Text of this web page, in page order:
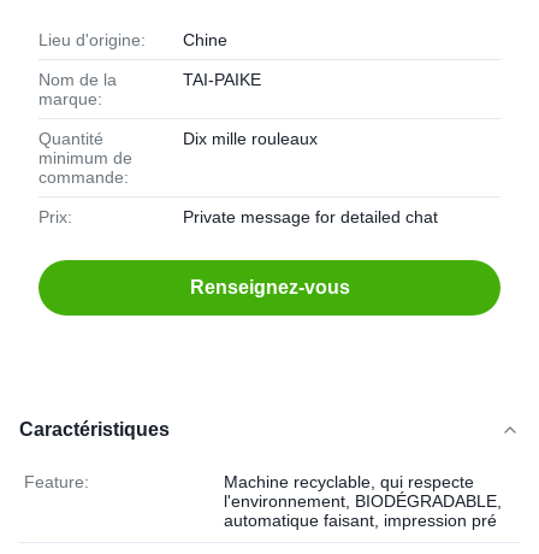
Lieu d'origine: Chine
Nom de la
marque:
TAI-PAIKE
Quantité
minimum de
commande:
Dix mille rouleaux
Prix: Private message for detailed chat
Renseignez-vous
Caractéristiques
Feature:
Machine recyclable, qui respecte
l'environnement, BIODÉGRADABLE,
automatique faisant, impression pré